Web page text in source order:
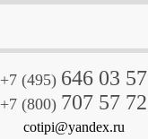
+7 (495) 646 03 57
+7 (800) 707 57 72
cotipi@yandex.ru